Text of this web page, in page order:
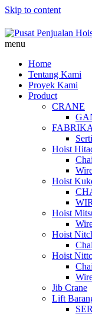
Skip to content
menu
Home
Tentang Kami
Proyek Kami
Product
CRANE
Hoist
Hoist
Hoist
Hoist
Hoist
Jib Crane
Lift